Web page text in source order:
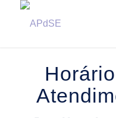
Horário da Loja de Atendimento